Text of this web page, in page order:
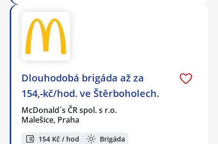
Dlouhodobá brigáda až za
154,-kč/hod. ve Štěrboholech.
McDonald`s ČR spol. s r.o.
Malešice, Praha
154 Kč / hod Brigáda